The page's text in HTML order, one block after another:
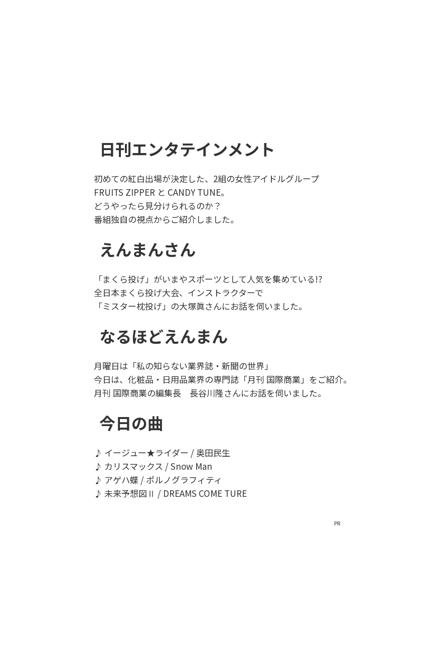
日刊エンタテインメント
初めての紅白出場が決定した、2組の女性アイドルグループ
FRUITS ZIPPER と CANDY TUNE。
どうやったら見分けられるのか？
番組独自の視点からご紹介しました。
えんまんさん
「まくら投げ」がいまやスポーツとして人気を集めている!?
全日本まくら投げ大会、インストラクターで
「ミスター枕投げ」の大塚眞さんにお話を伺いました。
なるほどえんまん
月曜日は「私の知らない業界誌・新聞の世界」
今日は、化粧品・日用品業界の専門誌「月刊 国際商業」をご紹介。
月刊 国際商業の編集長 長谷川隆さんにお話を伺いました。
今日の曲
♪ イージュー★ライダー / 奥田民生
♪ カリスマックス / Snow Man
♪ アゲハ蝶 / ポルノグラフィティ
♪ 未来予想図Ⅱ / DREAMS COME TURE
PR